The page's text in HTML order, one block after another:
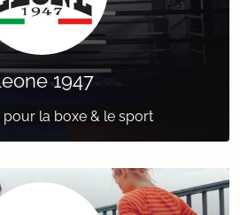
1947
pour la boxe & le sport